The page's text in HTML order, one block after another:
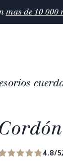
mas de 10 000
4.8/5